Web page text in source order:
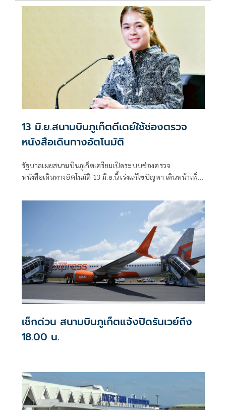
13 มิ.ย.สนามบินภูเก็ตดีเดย์ใช้ช่องตรวจ
หนังสือเดินทางอัตโนมัติ
รัฐบาลเผยสนามบินภูเก็ตเตรียมเปิดระบบช่องตรวจ
หนังสือเดินทางอัตโนมัติ 13 มิ.ย.นี้ เร่งแก้ไขปัญหา เดินหน้าเพิ่ม
เช็กด่วน สนามบินภูเก็ตแจ้งปิดรันเวย์ถึง
18.00 น.